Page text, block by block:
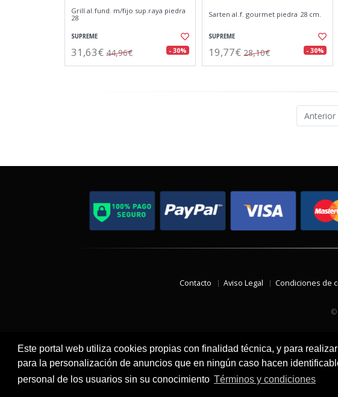
Este portal web utiliza cookies propias con finalidad técnica, y para
para la personalización de anuncios que en ningún caso hacen
personal de los usuarios sin su conocimiento Términos y condiciones
Grill al.fund. m/fijo sup.raya piedra
28
SUPREME
31,63€ 44,96€ - 30%
Sarten al.f. gourmet piedra 28 cm.
SUPREME
19,77€ 28,10€ - 30%
Anterior
Contacto Aviso Legal Condiciones de
©